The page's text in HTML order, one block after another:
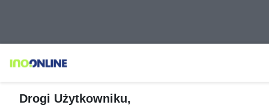
Drogi Użytkowniku,